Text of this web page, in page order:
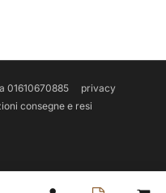
01610670885 privacy
consegne e resi